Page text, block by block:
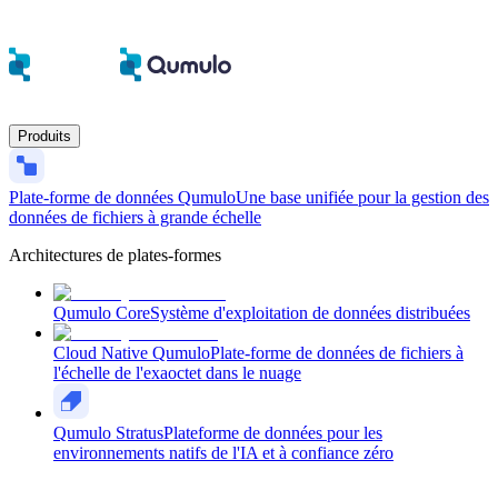
Produits
Plate-forme de données QumuloUne base unifiée pour la gestion des
données de fichiers à grande échelle
Architectures de plates-formes
Qumulo CoreSystème d'exploitation de données distribuées
Cloud Native QumuloPlate-forme de données de fichiers à
l'échelle de l'exaoctet dans le nuage
Qumulo StratusPlateforme de données pour les
environnements natifs de l'IA et à confiance zéro